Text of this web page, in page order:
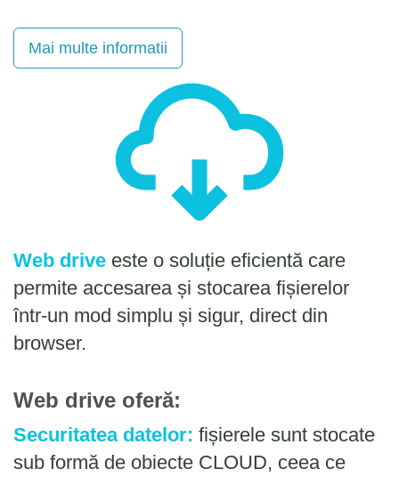
Mai multe informatii
Web drive este o soluție eficientă care
permite accesarea și stocarea fișierelor
într-un mod simplu și sigur, direct din
browser.
Web drive oferă:
Securitatea datelor: fișierele sunt stocate
sub formă de obiecte CLOUD, ceea ce